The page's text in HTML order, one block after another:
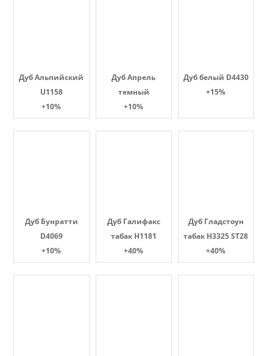
Дуб Альпийский
U1158
+10%
Дуб Апрель
темный
+10%
Дуб белый D4430
+15%
Дуб Бунратти
D4069
+10%
Дуб Галифакс
табак Н1181
+40%
Дуб Гладстоун
табак H3325 ST28
+40%